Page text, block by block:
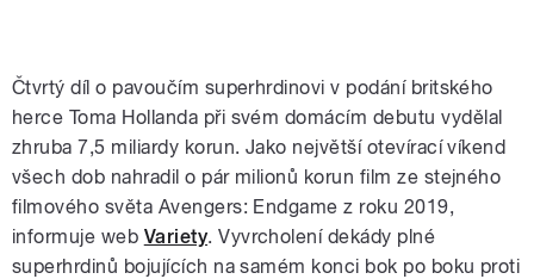
Čtvrtý díl o pavoučím superhrdinovi v podání britského
herce Toma Hollanda při svém domácím debutu vydělal
zhruba 7,5 miliardy korun. Jako největší otevírací víkend
všech dob nahradil o pár milionů korun film ze stejného
filmového světa Avengers: Endgame z roku 2019,
informuje web Variety. Vyvrcholení dekády plné
superhrdinů bojujících na samém konci bok po boku proti